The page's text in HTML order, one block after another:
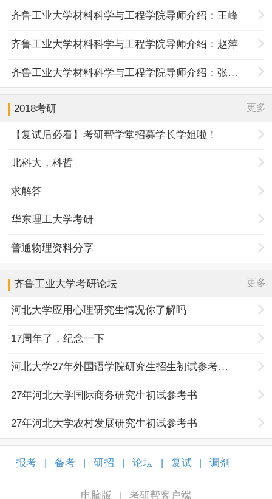
齐鲁工业大学材料科学与工程学院导师介绍：王峰
齐鲁工业大学材料科学与工程学院导师介绍：赵萍
齐鲁工业大学材料科学与工程学院导师介绍：张川江
2018考研 更多
【复试后必看】考研帮学堂招募学长学姐啦！
北科大，科哲
求解答
华东理工大学考研
普通物理资料分享
齐鲁工业大学考研论坛 更多
河北大学应用心理研究生情况你了解吗
17周年了，纪念一下
河北大学27年外国语学院研究生招生初试参考书目调整
27年河北大学国际商务研究生初试参考书
27年河北大学农村发展研究生初试参考书
报考 备考 研招 论坛 复试 调剂
电脑版 考研帮客户端